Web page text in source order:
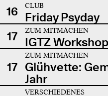
16
CLUB
Friday Psyday
17
ZUM MITMACHEN
IGTZ Workshop
17
ZUM MITMACHEN
Glühvette:
Jahr
VERSCHIEDENES